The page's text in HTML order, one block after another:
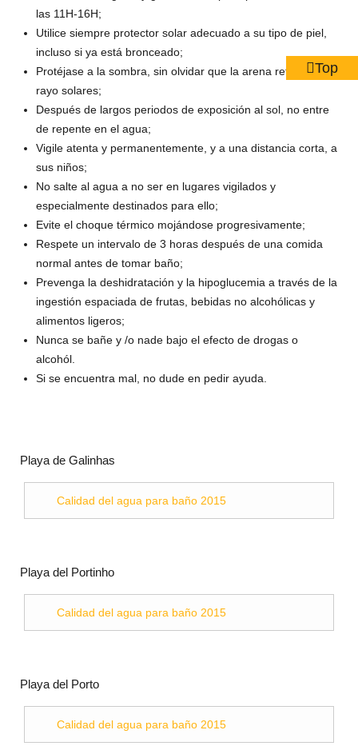
las 11H-16H;
Utilice siempre protector solar adecuado a su tipo de piel,
incluso si ya está bronceado;
Protéjase a la sombra, sin olvidar que la arena refleja los
rayo solares;
Después de largos periodos de exposición al sol, no entre
de repente en el agua;
Vigile atenta y permanentemente, y a una distancia corta, a
sus niños;
No salte al agua a no ser en lugares vigilados y
especialmente destinados para ello;
Evite el choque térmico mojándose progresivamente;
Respete un intervalo de 3 horas después de una comida
normal antes de tomar baño;
Prevenga la deshidratación y la hipoglucemia a través de la
ingestión espaciada de frutas, bebidas no alcohólicas y
alimentos ligeros;
Nunca se bañe y /o nade bajo el efecto de drogas o
alcohól.
Si se encuentra mal, no dude en pedir ayuda.
Playa de Galinhas
Calidad del agua para baño 2015
Playa del Portinho
Calidad del agua para baño 2015
Playa del Porto
Calidad del agua para baño 2015
Top